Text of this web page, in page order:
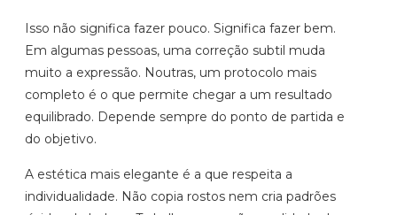
Isso não significa fazer pouco. Significa fazer bem.
Em algumas pessoas, uma correção subtil muda
muito a expressão. Noutras, um protocolo mais
completo é o que permite chegar a um resultado
equilibrado. Depende sempre do ponto de partida e
do objetivo.
A estética mais elegante é a que respeita a
individualidade. Não copia rostos nem cria padrões